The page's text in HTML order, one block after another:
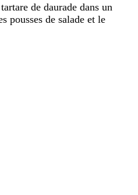
de daurade dans un
pousses de salade et le